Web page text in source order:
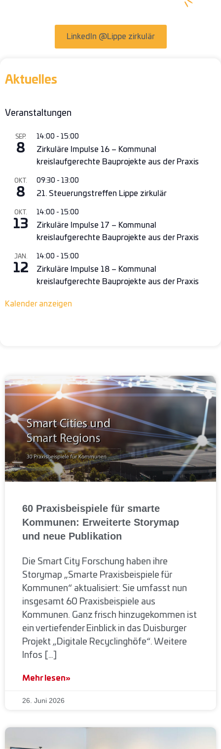
LinkedIn @Lippe zirkulär
Aktuelles
Veranstaltungen
SEP.
8
14:00 - 15:00
Zirkuläre Impulse 16 – Kommunal
kreislaufgerechte Bauprojekte aus der Praxis
OKT.
8
09:30 - 13:00
21. Steuerungstreffen Lippe zirkulär
OKT.
13
14:00 - 15:00
Zirkuläre Impulse 17 – Kommunal
kreislaufgerechte Bauprojekte aus der Praxis
JAN.
12
14:00 - 15:00
Zirkuläre Impulse 18 – Kommunal
kreislaufgerechte Bauprojekte aus der Praxis
Kalender anzeigen
60 Praxisbeispiele für smarte
Kommunen: Erweiterte Storymap
und neue Publikation
Die Smart City Forschung haben ihre
Storymap „Smarte Praxisbeispiele für
Kommunen“ aktualisiert: Sie umfasst nun
insgesamt 60 Praxisbeispiele aus
Kommunen. Ganz frisch hinzugekommen ist
ein vertiefender Einblick in das Duisburger
Projekt „Digitale Recyclinghöfe“. Weitere
Infos […]
Mehr lesen»
26. Juni 2026